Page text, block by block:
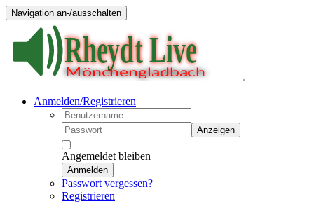
Navigation an-/ausschalten
Anmelden/Registrieren
Anzeigen
Angemeldet bleiben
Anmelden
Passwort vergessen?
Registrieren